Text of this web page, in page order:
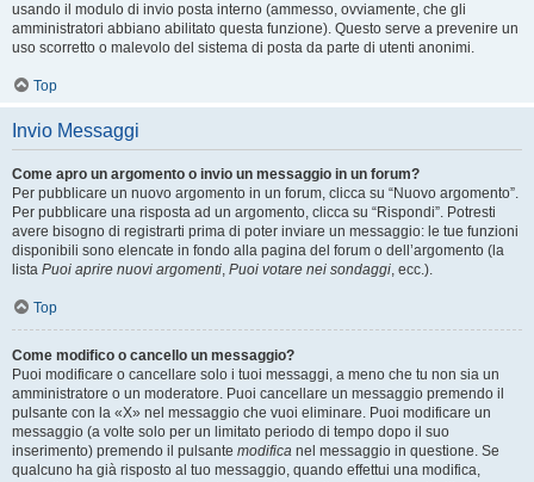
usando il modulo di invio posta interno (ammesso, ovviamente, che gli
amministratori abbiano abilitato questa funzione). Questo serve a prevenire un
uso scorretto o malevolo del sistema di posta da parte di utenti anonimi.
Top
Invio Messaggi
Come apro un argomento o invio un messaggio in un forum?
Per pubblicare un nuovo argomento in un forum, clicca su “Nuovo argomento”.
Per pubblicare una risposta ad un argomento, clicca su “Rispondi”. Potresti
avere bisogno di registrarti prima di poter inviare un messaggio: le tue funzioni
disponibili sono elencate in fondo alla pagina del forum o dell’argomento (la
lista Puoi aprire nuovi argomenti, Puoi votare nei sondaggi, ecc.).
Top
Come modifico o cancello un messaggio?
Puoi modificare o cancellare solo i tuoi messaggi, a meno che tu non sia un
amministratore o un moderatore. Puoi cancellare un messaggio premendo il
pulsante con la «X» nel messaggio che vuoi eliminare. Puoi modificare un
messaggio (a volte solo per un limitato periodo di tempo dopo il suo
inserimento) premendo il pulsante modifica nel messaggio in questione. Se
qualcuno ha già risposto al tuo messaggio, quando effettui una modifica,